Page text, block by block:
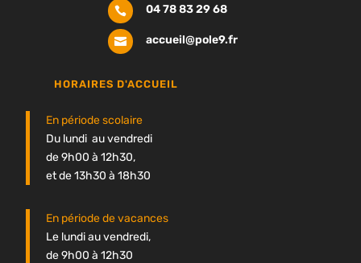
 04 78 83 29 68
 accueil@pole9.fr
HORAIRES D'ACCUEIL
En période scolaire
Du lundi au vendredi
de 9h00 à 12h30,
et de 13h30 à 18h30
En période de vacances
Le lundi au vendredi,
de 9h00 à 12h30